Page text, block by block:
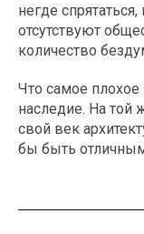
негде
отсутствуют
количество
Что самое плохое
наследие. На
свой век
бы быть